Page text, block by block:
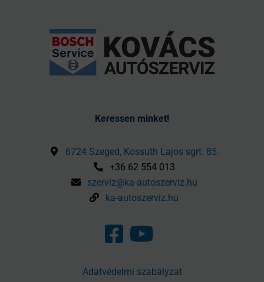
Keressen minket!
6724 Szeged, Kossuth Lajos sgrt. 85.
+36 62 554 013
szerviz@ka-autoszerviz.hu
ka-autoszerviz.hu
Adatvédelmi szabályzat